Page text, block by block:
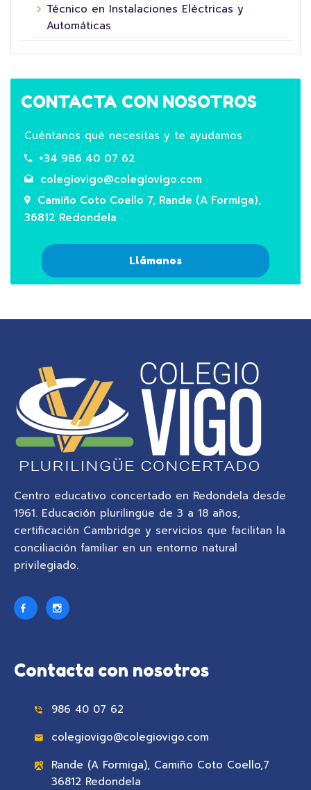
Técnico en Instalaciones Eléctricas y
Automáticas
CONTACTA CON NOSOTROS
Cuéntanos qué necesitas y te ayudamos
+34 986 40 07 62
colegiovigo@colegiovigo.com
Camiño Coto Coello 7, Rande (A Formiga),
36812 Redondela
Llámanos
Centro educativo concertado en Redondela desde
1961. Educación plurilingüe de 3 a 18 años,
certificación Cambridge y servicios que facilitan la
conciliación familiar en un entorno natural
privilegiado.
Contacta con nosotros
986 40 07 62
colegiovigo@colegiovigo.com
Rande (A Formiga), Camiño Coto Coello,7
36812 Redondela